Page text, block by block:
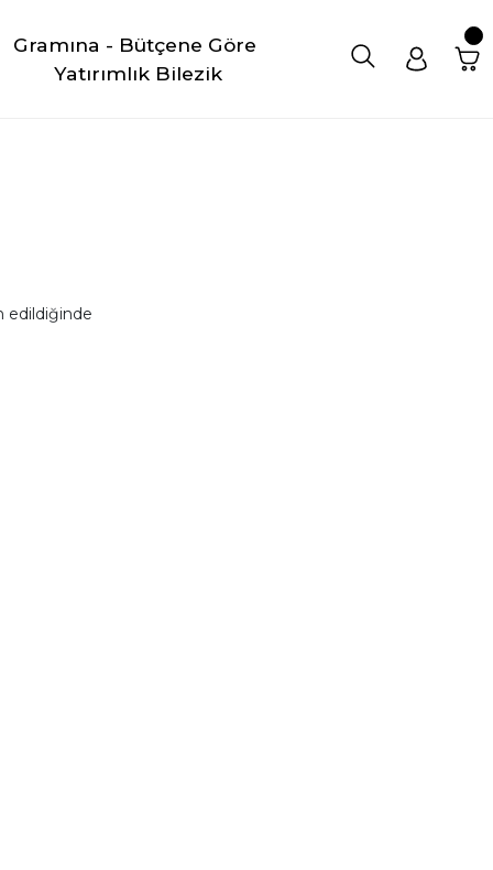
Gramına - Bütçene Göre
Yatırımlık Bilezik
edildiğinde